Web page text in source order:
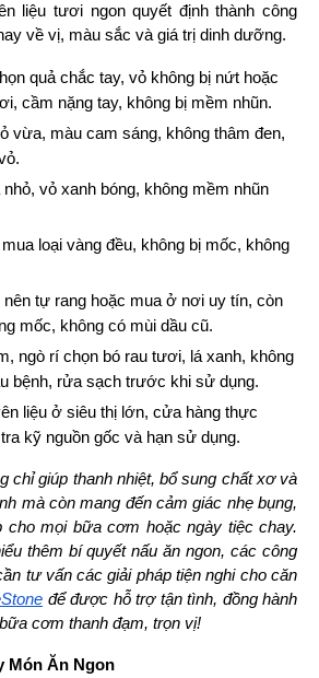
liệu tươi ngon quyết định thành công
về vị, màu sắc và giá trị dinh dưỡng.
quả chắc tay, vỏ không bị nứt hoặc
cầm nặng tay, không bị mềm nhũn.
vừa, màu cam sáng, không thâm đen,
vỏ xanh bóng, không mềm nhũn
loại vàng đều, không bị mốc, không
tự rang hoặc mua ở nơi uy tín, còn
mốc, không có mùi dầu cũ.
ngò rí chọn bó rau tươi, lá xanh, không
bệnh, rửa sạch trước khi sử dụng.
liệu ở siêu thị lớn, cửa hàng thực
kỹ nguồn gốc và hạn sử dụng.
chỉ giúp thanh nhiệt, bổ sung chất xơ và
mà còn mang đến cảm giác nhẹ bụng,
cho mọi bữa cơm hoặc ngày tiệc chay.
thêm bí quyết nấu ăn ngon, các công
tư vấn các giải pháp tiện nghi cho căn
để được hỗ trợ tận tình, đồng hành
cơm thanh đạm, trọn vị!
Món Ăn Ngon